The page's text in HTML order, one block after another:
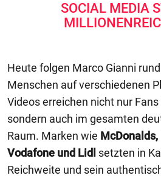
SOCIAL MEDIA
Heute folgen Marco Gianni
Menschen auf verschiedenen
Videos erreichen nicht nur
sondern auch im gesamten
Raum. Marken wie
Vodafone und Lidl
setzten in
Reichweite und sein